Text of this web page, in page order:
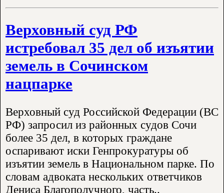
Верховный суд РФ
истребовал 35 дел об изъятии
земель в Сочинском
нацпарке
Верховный суд Российской Федерации (ВС
РФ) запросил из районных судов Сочи
более 35 дел, в которых граждане
оспаривают иски Генпрокуратуры об
изъятии земель в Национальном парке. По
словам адвоката нескольких ответчиков
Дениса Благополучного, часть..